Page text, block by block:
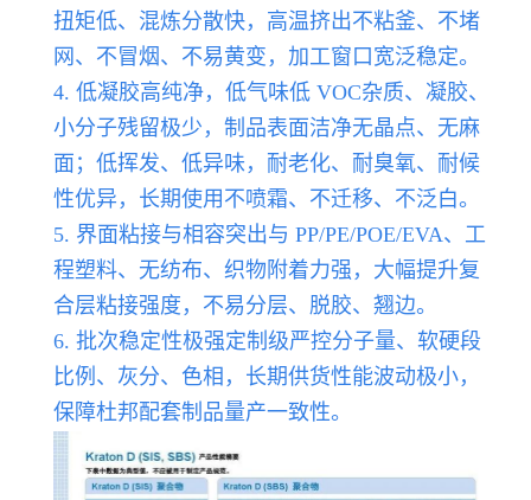
扭矩低、混炼分散快，高温挤出不粘釜、不堵
网、不冒烟、不易黄变，加工窗口宽泛稳定。
4. 低凝胶高纯净，低气味低 VOC杂质、凝胶、
小分子残留极少，制品表面洁净无晶点、无麻
面；低挥发、低异味，耐老化、耐臭氧、耐候
性优异，长期使用不喷霜、不迁移、不泛白。
5. 界面粘接与相容突出与 PP/PE/POE/EVA、工
程塑料、无纺布、织物附着力强，大幅提升复
合层粘接强度，不易分层、脱胶、翘边。
6. 批次稳定性极强定制级严控分子量、软硬段
比例、灰分、色相，长期供货性能波动极小，
保障杜邦配套制品量产一致性。